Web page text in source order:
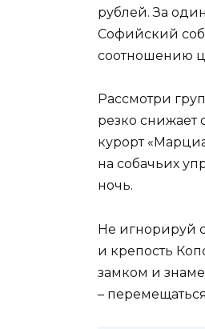
рублей. За
Софийский
соотношению
Рассмотри
резко снижает
курорт
на собачьих
ночь.
Не игнорируй
и крепость
замком и
–